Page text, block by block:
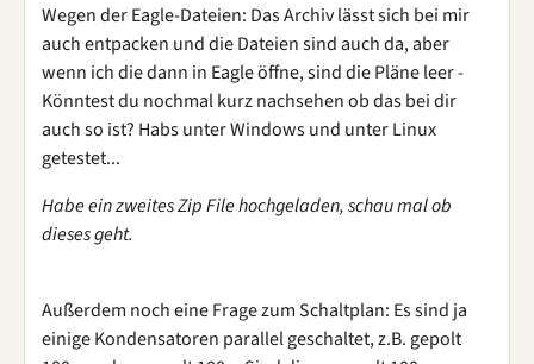
Wegen der Eagle-Dateien: Das Archiv lässt sich bei mir
auch entpacken und die Dateien sind auch da, aber
wenn ich die dann in Eagle öffne, sind die Pläne leer -
Könntest du nochmal kurz nachsehen ob das bei dir
auch so ist? Habs unter Windows und unter Linux
getestet...
Habe ein zweites Zip File hochgeladen, schau mal ob
dieses geht.
Außerdem noch eine Frage zum Schaltplan: Es sind ja
einige Kondensatoren parallel geschaltet, z.B. gepolt